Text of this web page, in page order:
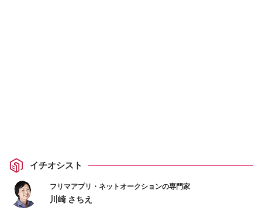
イチオシスト
フリマアプリ・ネットオークションの専門家
川崎 さちえ